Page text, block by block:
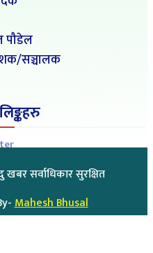
पौडेल
सञ्चालक
खबर सर्वाधिकार सुरक्षित
Mahesh Bhusal